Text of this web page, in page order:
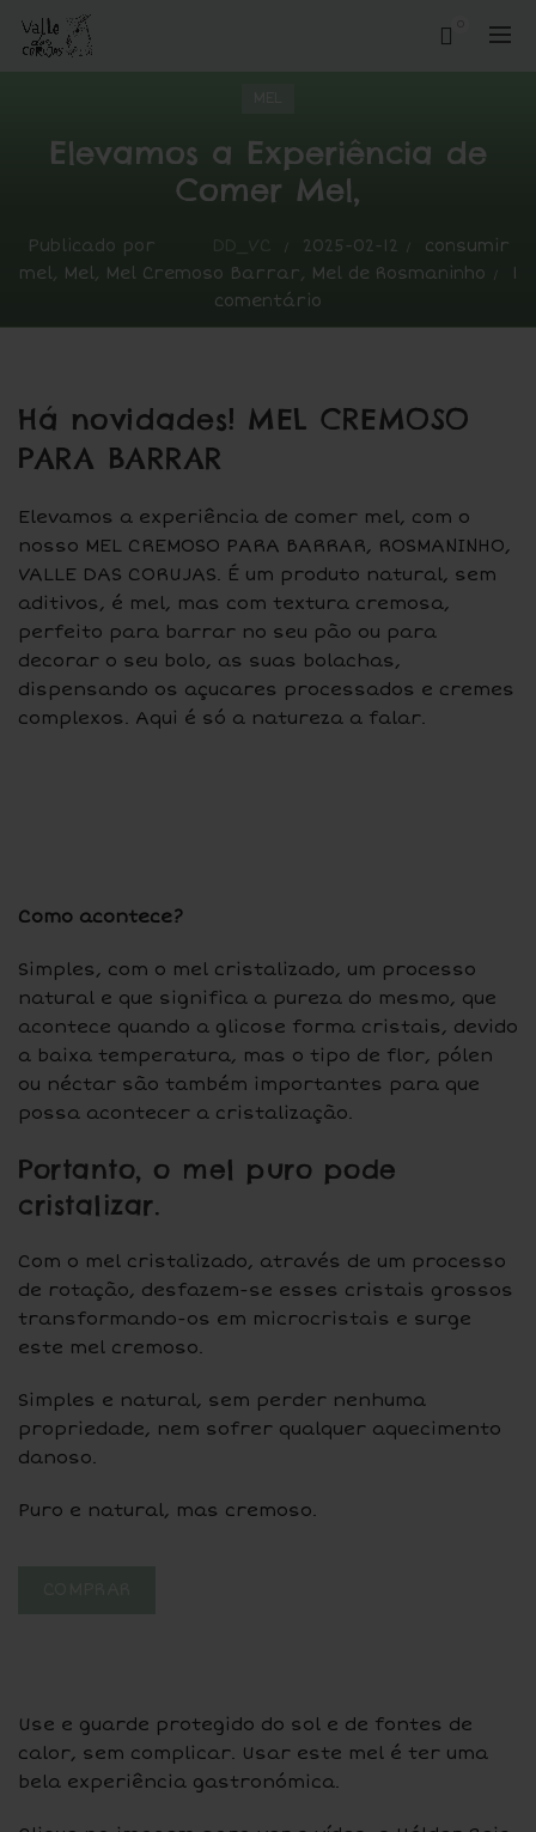
Elevamos a Experiência de
Comer Mel,
Publicado por 2025-02-12
consumir
mel, Mel, Mel Cremoso Barrar, Mel de Rosmaninho
1
comentário
Há novidades! MEL CREMOSO
PARA BARRAR
Elevamos a experiência de comer mel, com o
nosso MEL CREMOSO PARA BARRAR, ROSMANINHO,
VALLE DAS CORUJAS. É um produto natural, sem
aditivos, é mel, mas com textura cremosa,
perfeito para barrar no seu pão ou para
decorar o seu bolo, as suas bolachas,
dispensando os açucares processados e cremes
complexos. Aqui é só a natureza a falar.
Como acontece?
Simples, com o mel cristalizado, um processo
natural e que significa a pureza do mesmo, que
acontece quando a glicose forma cristais, devido
a baixa temperatura, mas o tipo de flor, pólen
ou néctar são também importantes para que
possa acontecer a cristalização.
Portanto, o mel puro pode
cristalizar.
Com o mel cristalizado, através de um processo
de rotação, desfazem-se esses cristais grossos
transformando-os em microcristais e surge
este mel cremoso.
Simples e natural, sem perder nenhuma
propriedade, nem sofrer qualquer aquecimento
danoso.
Puro e natural, mas cremoso.
Use e guarde protegido do sol e de fontes de
calor, sem complicar. Usar este mel é ter uma
bela experiência gastronómica.